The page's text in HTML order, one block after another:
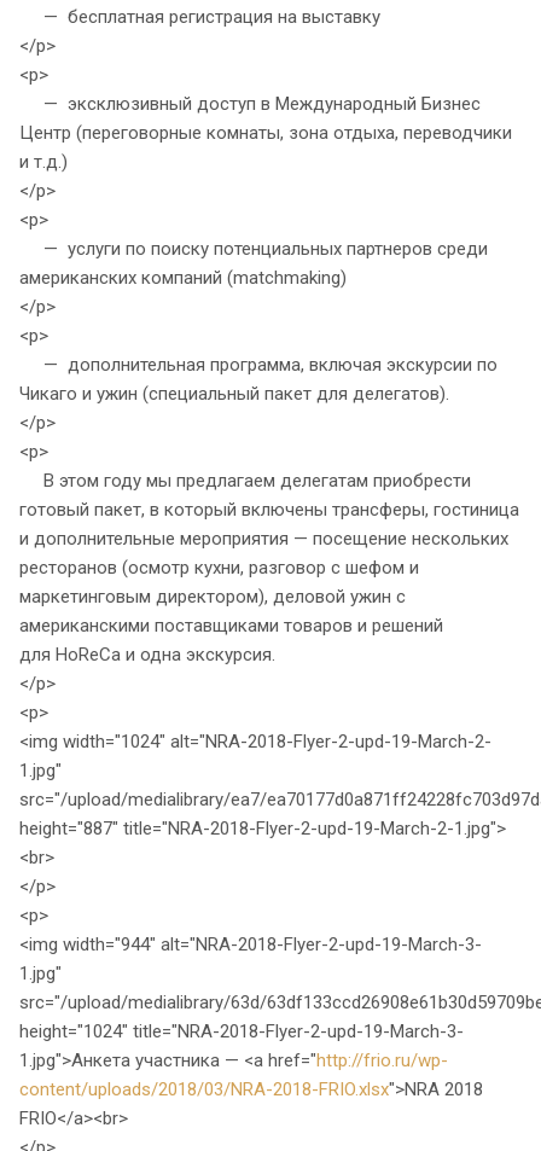
— бесплатная регистрация на выставку
</p>
<p>
— эксклюзивный доступ в Международный Бизнес
Центр (переговорные комнаты, зона отдыха, переводчики
и т.д.)
</p>
<p>
— услуги по поиску потенциальных партнеров среди
американских компаний (matchmaking)
</p>
<p>
— дополнительная программа, включая экскурсии по
Чикаго и ужин (специальный пакет для делегатов).
</p>
<p>
В этом году мы предлагаем делегатам приобрести
готовый пакет, в который включены транcферы, гостиница
и дополнительные мероприятия — посещение нескольких
ресторанов (осмотр кухни, разговор с шефом и
маркетинговым директором), деловой ужин с
американскими поставщиками товаров и решений
для HoReCa и одна экскурсия.
</p>
<p>
<img width="1024" alt="NRA-2018-Flyer-2-upd-19-March-2-
1.jpg"
src="/upload/medialibrary/ea7/
height="887" title="NRA-2018-Flyer-2-upd-19-March-2-1.jpg">
<br>
</p>
<p>
<img width="944" alt="NRA-2018-Flyer-2-upd-19-March-3-
1.jpg"
src="/upload/medialibrary/63d/
height="1024" title="NRA-2018-Flyer-2-upd-19-March-3-
1.jpg">Анкета участника — <a href="http://frio.ru/wp-
content/uploads/2018/03/NRA-2018-FRIO.xlsx">NRA 2018
FRIO</a><br>